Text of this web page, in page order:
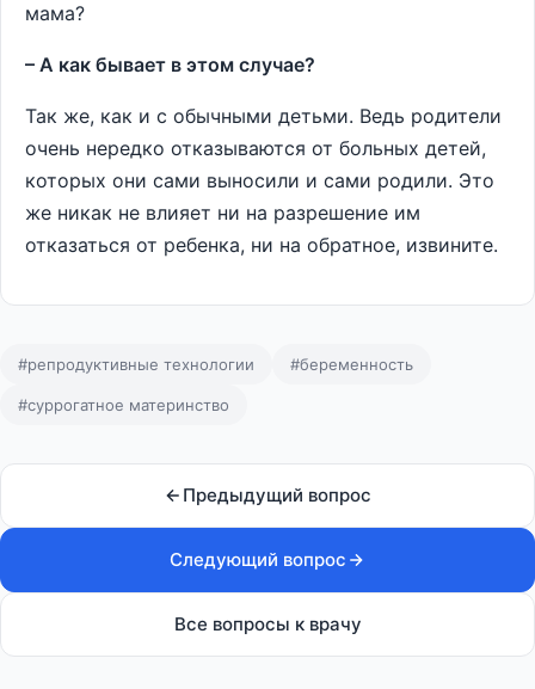
мама?
– А как бывает в этом случае?
Так же, как и с обычными детьми. Ведь родители
очень нередко отказываются от больных детей,
которых они сами выносили и сами родили. Это
же никак не влияет ни на разрешение им
отказаться от ребенка, ни на обратное, извините.
#репродуктивные технологии #беременность
#суррогатное материнство
Предыдущий вопрос
Следующий вопрос
Все вопросы к врачу